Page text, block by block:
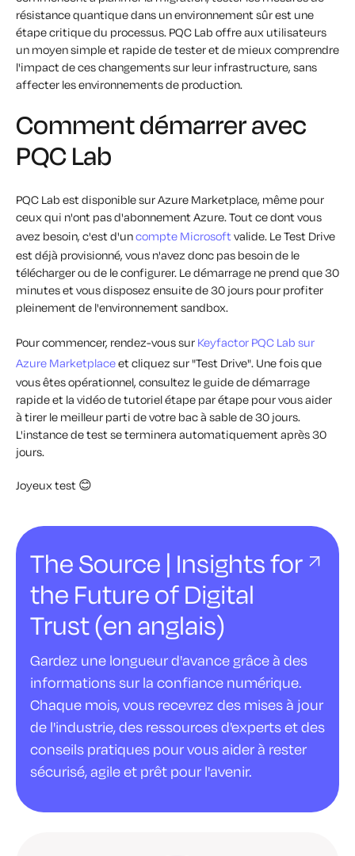
résistance quantique dans un environnement sûr est une
étape critique du processus. PQC Lab offre aux utilisateurs
un moyen simple et rapide de tester et de mieux comprendre
l'impact de ces changements sur leur infrastructure, sans
affecter les environnements de production.
Comment démarrer avec
PQC Lab
PQC Lab est disponible sur Azure Marketplace, même pour
ceux qui n'ont pas d'abonnement Azure. Tout ce dont vous
avez besoin, c'est d'uncompte Microsoftvalide. Le Test Drive
est déjà provisionné, vous n'avez donc pas besoin de le
télécharger ou de le configurer. Le démarrage ne prend que 30
minutes et vous disposez ensuite de 30 jours pour profiter
pleinement de l'environnement sandbox.
Pour commencer, rendez-vous sur Keyfactor PQC Lab sur
Azure Marketplaceet cliquez sur "Test Drive". Une fois que
vous êtes opérationnel, consultez le guide de démarrage
rapide et la vidéo de tutoriel étape par étape pour vous aider
à tirer le meilleur parti de votre bac à sable de 30 jours.
L'instance de test se terminera automatiquement après 30
jours.
Joyeux test 😊
The Source | Insights for
the Future of Digital
Trust (en anglais)
Gardez une longueur d'avance grâce à des
informations sur la confiance numérique.
Chaque mois, vous recevrez des mises à jour
de l'industrie, des ressources d'experts et des
conseils pratiques pour vous aider à rester
sécurisé, agile et prêt pour l'avenir.